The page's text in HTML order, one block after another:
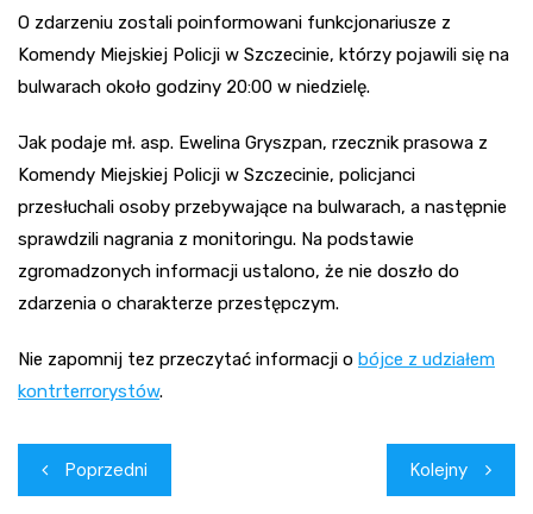
O zdarzeniu zostali poinformowani funkcjonariusze z
Komendy Miejskiej Policji w Szczecinie, którzy pojawili się na
bulwarach około godziny 20:00 w niedzielę.
Jak podaje mł. asp. Ewelina Gryszpan, rzecznik prasowa z
Komendy Miejskiej Policji w Szczecinie, policjanci
przesłuchali osoby przebywające na bulwarach, a następnie
sprawdzili nagrania z monitoringu. Na podstawie
zgromadzonych informacji ustalono, że nie doszło do
zdarzenia o charakterze przestępczym.
Nie zapomnij tez przeczytać informacji o bójce z udziałem
kontrterrorystów.
Nawigacja
Poprzedni Kolejny